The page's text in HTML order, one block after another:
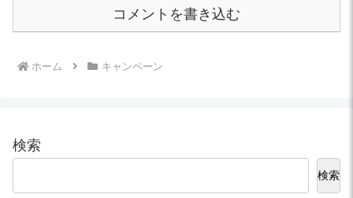
コメントを書き込む
ホーム キャンペーン
検索
検索